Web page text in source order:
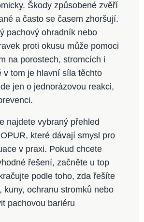
Škody způsobené zvěří
a často se časem zhoršují.
pachový ohradník nebo
proti okusu může pomoci
na porostech, stromcích i
v tom je hlavní síla těchto
jen o jednorázovou reakci,
najdete vybraný přehled
které dávají smysl pro
v praxi. Pokud chcete
řešení, začněte u top
podle toho, zda řešíte
kuny, ochranu stromků nebo
pachovou bariéru